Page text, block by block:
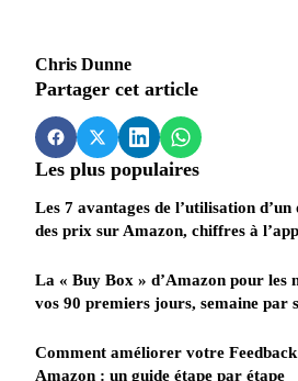
Chris Dunne
Partager cet article
Les plus populaires
Les 7 avantages de l’utilisation
des prix sur Amazon, chiffres à
La « Buy Box » d’Amazon pour les
vos 90 premiers jours, semaine par
Comment améliorer votre
Amazon : un guide étape par étape